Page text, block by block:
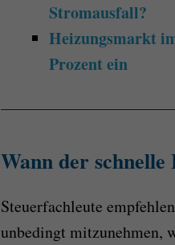
Stromausfall?
Heizungsmarkt
Prozent ein
Wann der schnelle
Steuerfachleute
unbedingt mitzunehmen,